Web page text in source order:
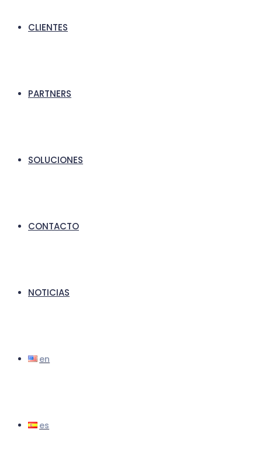
CLIENTES
PARTNERS
SOLUCIONES
CONTACTO
NOTICIAS